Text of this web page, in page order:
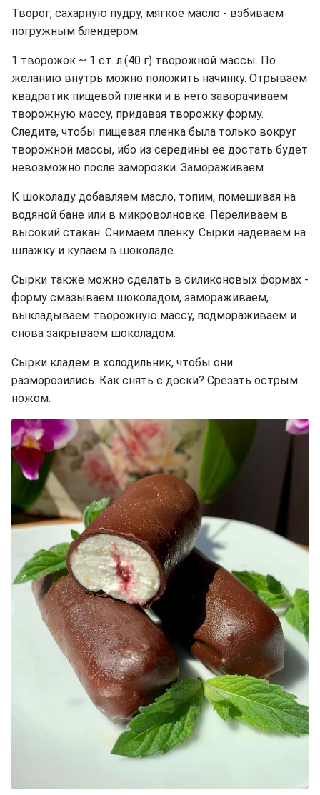
Творог, сахарную пудру, мягкое масло - взбиваем
погружным блендером.
1 творожок ~ 1 ст. л.(40 г) творожной массы. По
желанию внутрь можно положить начинку. Отрываем
квадратик пищевой пленки и в него заворачиваем
творожную массу, придавая творожку форму.
Следите, чтобы пищевая пленка была только вокруг
творожной массы, ибо из середины ее достать будет
невозможно после заморозки. Замораживаем.
К шоколаду добавляем масло, топим, помешивая на
водяной бане или в микроволновке. Переливаем в
высокий стакан. Снимаем пленку. Сырки надеваем на
шпажку и купаем в шоколаде.
Сырки также можно сделать в силиконовых формах -
форму смазываем шоколадом, замораживаем,
выкладываем творожную массу, подмораживаем и
снова закрываем шоколадом.
Сырки кладем в холодильник, чтобы они
разморозились. Как снять с доски? Срезать острым
ножом.